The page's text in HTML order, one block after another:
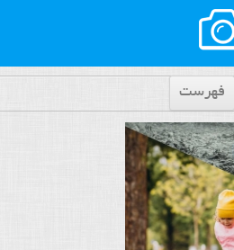
فهرست